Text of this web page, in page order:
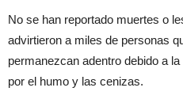
No se han reportado muertes o
advirtieron a miles de personas
permanezcan adentro debido a
por el humo y las cenizas.